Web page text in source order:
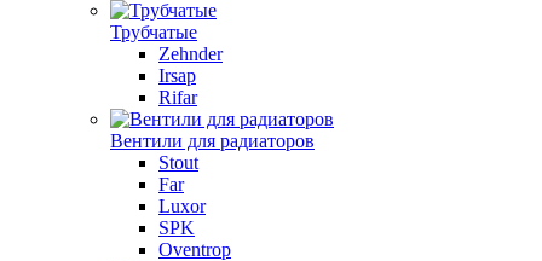
Трубчатые
Zehnder
Irsap
Rifar
Вентили для радиаторов
Stout
Far
Luxor
SPK
Oventrop